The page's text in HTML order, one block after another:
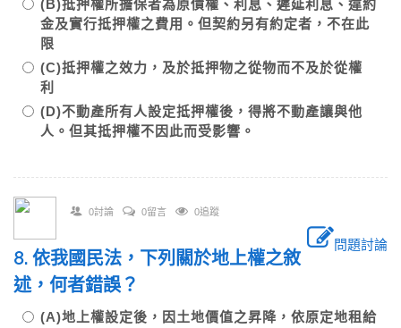
(B)抵押權所擔保者為原債權、利息、遲延利息、違約
金及實行抵押權之費用。但契約另有約定者，不在此
限
(C)抵押權之效力，及於抵押物之從物而不及於從權
利
(D)不動產所有人設定抵押權後，得將不動產讓與他
人。但其抵押權不因此而受影響。
0討論 0留言 0追蹤
問題討論
8. 依我國民法，下列關於地上權之敘
述，何者錯誤？
(A)地上權設定後，因土地價值之昇降，依原定地租給